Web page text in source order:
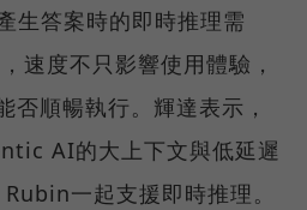
生答案時的即時推理需
速度不只影響使用體驗，
否順暢執行。輝達表示，
AI的大上下文與低延遲
一起支援即時推理。